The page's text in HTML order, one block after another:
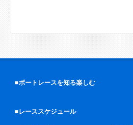
■ボートレースを知る楽しむ
■レーススケジュール